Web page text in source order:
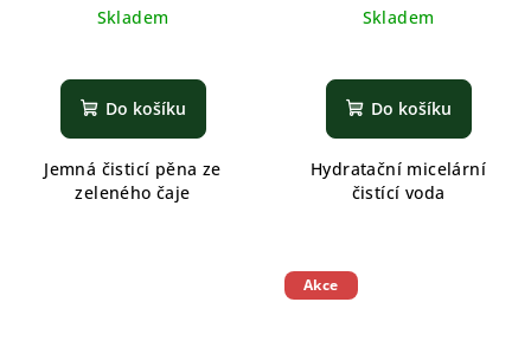
Skladem
Do košíku
Jemná čisticí pěna ze
zeleného čaje
Skladem
Do košíku
Hydratační micelární
čistící voda
Akce